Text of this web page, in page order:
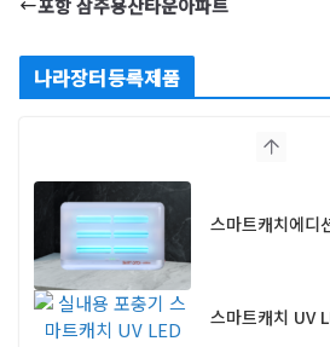
나라장터등록제품
스마트캐치에디
스마트캐치 UV